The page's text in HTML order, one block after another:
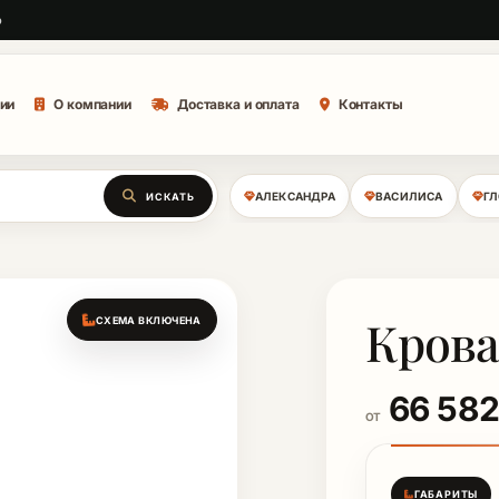
О компании Доставка и оплата Контакты
ИСКАТЬ АЛЕКСАНДРА ВАСИЛИСА
СХЕМА ВКЛЮЧЕНА
ОТ 66
ГАБАРИТЫ